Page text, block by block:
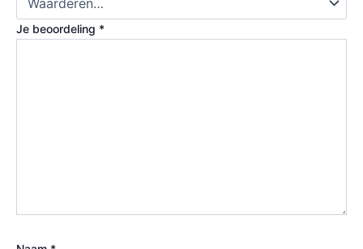
Je beoordeling *